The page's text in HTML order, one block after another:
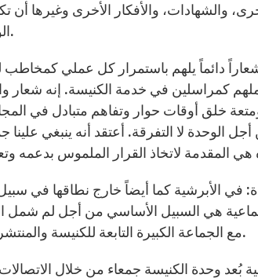
والشهادات، والأفكار الأخرى وغيرها
الوحدة الكنسية.
دائماً يلهم باستمرار كل عملي كمخاطب
كمراسلين في خدمة الكنيسة. إنه شعار
خلق أوقات حوار وتفاهم متبادل في
الوحدة لا التفرقة. أعتقد أنه ينبغي علينا
الأبرشية كما أيضاً خارج نطاقها في سبيل
هي السبيل الأساسي من أجل لم شمل
مع الجماعة الكبيرة التابعة للكنيسة والمنتشرة حول العالم.
بُعد وحدة الكنيسة جمعاء من خلال